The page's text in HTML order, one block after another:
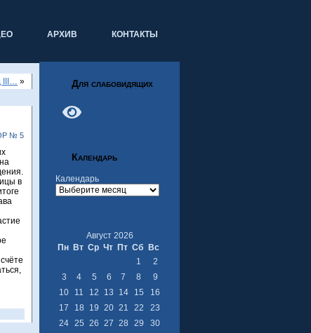
АРХИВ КОНТАКТЫ
III… »
№ 5
в
Для слабовидящих
Календарь
Календарь
Август 2026
Пн Вт Ср Чт Пт Сб Вс
1
2
3
4 5 6 7 8
9
10
11 12 13 14 15
16
17
18 19 20 21 22
23
24 25 26 27 28 29
30